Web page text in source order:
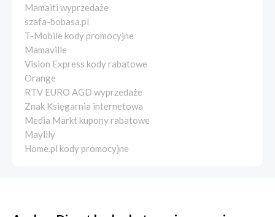
Mamaiti wyprzedaże
szafa-bobasa.pl
T-Mobile kody promocyjne
Mamaville
Vision Express kody rabatowe
Orange
RTV EURO AGD wyprzedaże
Znak Księgarnia internetowa
Media Markt kupony rabatowe
Maylily
Home.pl kody promocyjne